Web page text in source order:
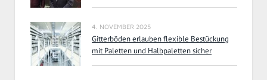
4. NOVEMBER 2025
Gitterböden erlauben flexible Bestückung
mit Paletten und Halbpaletten sicher